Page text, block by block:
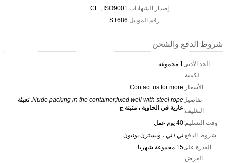
إصدار الشهادات:CE , ISO9001
رقم الموديل:ST686
شروط الدفع والشحن
الحد الأدنى
لكمية:
1 مجموعة
الأسعار:Contact us for more
تفاصيل
التغليف:
Nude packing in the container,fixed well with steel rope. تعبئة
عارية في الحاوية ، مثبتة ج
وقت التسليم:40 يوم عمل
شروط الدفع:تي / تي ، ويسترن يونيون
القدرة على
العرض:
15 مجموعة شهريا